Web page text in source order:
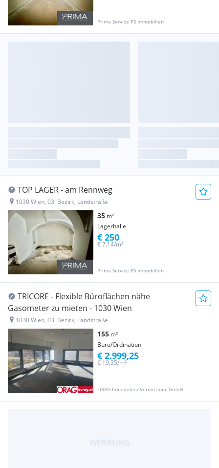
Prima Service PS Immobilien
TOP LAGER - am Rennweg
1030 Wien, 03. Bezirk, Landstraße
35 m²
Lagerhalle
Prima Service PS Immobilien
€ 7,14/m²
€ 250
TRICORE - Flexible Büroflächen nähe
Gasometer zu mieten - 1030 Wien
1030 Wien, 03. Bezirk, Landstraße
155 m²
Büro/Ordination
ÖRAG Immobilien Vermittlung GmbH
€ 19,35/m²
€ 2.999,25